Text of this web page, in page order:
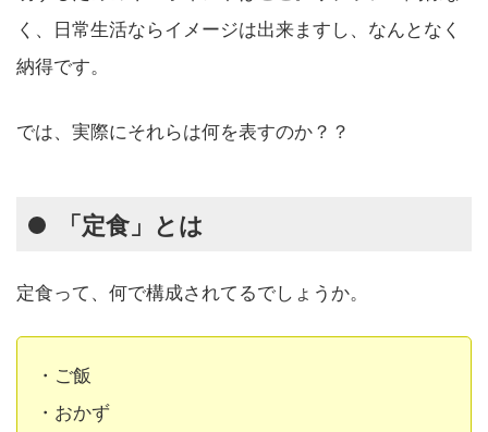
く、日常生活ならイメージは出来ますし、なんとなく
納得です。
では、実際にそれらは何を表すのか？？
「定食」とは
定食って、何で構成されてるでしょうか。
・ご飯
・おかず